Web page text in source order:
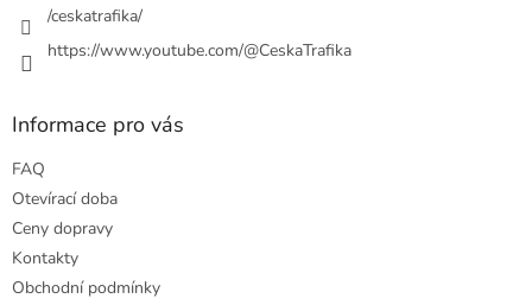
ý
/ceskatrafika/
https://www.youtube.com/@CeskaTrafika
Informace pro vás
FAQ
Otevírací doba
Ceny dopravy
Kontakty
Obchodní podmínky